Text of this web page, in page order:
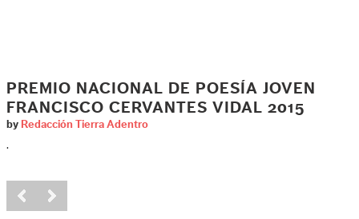
PREMIO NACIONAL DE POESÍA JOVEN
FRANCISCO CERVANTES VIDAL 2015
by Redacción Tierra Adentro
.